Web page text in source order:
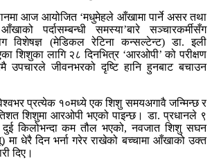
आज आयोजित ‘मधुमेहले आँखामा पार्ने असर तथा
पर्दासम्बन्धी समस्या’बारे सञ्चारकर्मीसँग
विशेषज्ञ (मेडिकल रेटिना कन्सल्टेन्ट) डा. इली
शिशुका लागि २८ दिनभित्र ‘आरओपी’ को परीक्षण
उपचारले जीवनभरको दृष्टि हानि हुनबाट बचाउन
प्रत्येक १०मध्ये एक शिशु समयअगावै जन्मिन्छ र
शिशुमा आरओपी भएको पाइन्छ। डा. प्रधानले ९
दुई किलोभन्दा कम तौल भएको, नवजात शिशु सघन
धेरै दिन भर्ना गरेर राखेको बच्चामा आँखाको उक्त
दिए।